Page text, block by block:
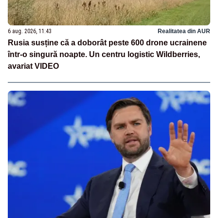
6 aug. 2026, 11:43 Realitatea din AUR
Rusia susține că a doborât peste 600 drone ucrainene
într-o singură noapte. Un centru logistic Wildberries,
avariat VIDEO